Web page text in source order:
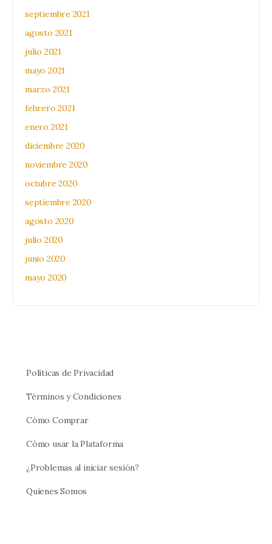
septiembre 2021
agosto 2021
julio 2021
mayo 2021
marzo 2021
febrero 2021
enero 2021
diciembre 2020
noviembre 2020
octubre 2020
septiembre 2020
agosto 2020
julio 2020
junio 2020
mayo 2020
Políticas de Privacidad
Términos y Condiciones
Cómo Comprar
Cómo usar la Plataforma
¿Problemas al iniciar sesión?
Quienes Somos